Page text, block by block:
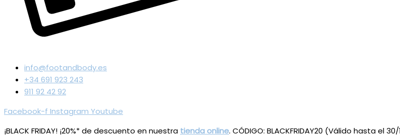
info@footandbody.es
+34 691 923 243
911 92 42 92
Facebook-f Instagram Youtube
¡BLACK FRIDAY! ¡20%* de descuento en nuestra tienda online. CÓDIGO: BLACKFRIDAY20 (Válido hasta el